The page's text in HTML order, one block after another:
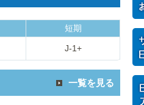
短期
J-1+
一覧を見る